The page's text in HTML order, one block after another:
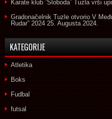
Karate klub ˝Sloboda˝ Tuzla vrši
Gradonačelnik Tuzle otvorio V
Rudar” 2024 25. Augusta 2024.
KATEGORIJE
Atletika
Boks
Fudbal
futsal